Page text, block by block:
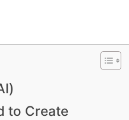
to Create